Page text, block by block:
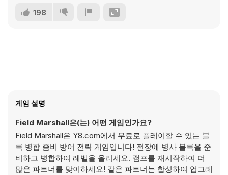
198
게임 설명
Field Marshall은(는) 어떤 게임인가요?
Field Marshall은 Y8.com에서 무료로 플레이할 수 있는 블
록 병합 좀비 방어 전략 게임입니다! 전장에 병사 블록을 준
비하고 병합하여 레벨을 올리세요. 캠프를 재시작하여 더
많은 파트너를 맞이하세요! 같은 파트너는 합성하여 업그레